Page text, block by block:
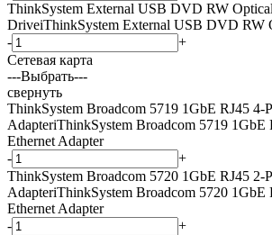
ThinkSystem External USB DVD RW
DriveiThinkSystem External USB DVD RW
-
+
Сетевая карта
---Выбрать---
свернуть
ThinkSystem Broadcom 5719 1GbE RJ45 4-
AdapteriThinkSystem Broadcom 5719 1GbE
Ethernet Adapter
-
+
ThinkSystem Broadcom 5720 1GbE RJ45 2-
AdapteriThinkSystem Broadcom 5720 1GbE
Ethernet Adapter
-
+